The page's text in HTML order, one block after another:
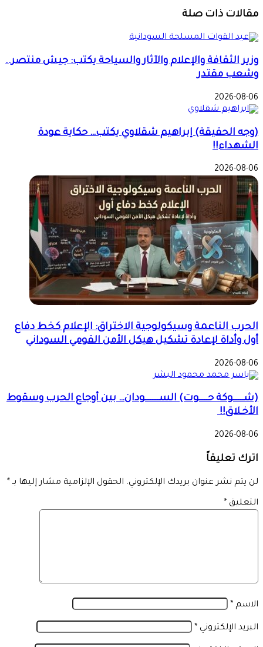
مقالات ذات صلة
وزير الثقافة والإعلام والآثار والسياحة يكتب: جيش منتصر..
وشعب مقتدر
2026-08-06
(وجه الحقيقة) إبراهيم شقلاوي يكتب… حكاية عودة
الشهداء!!
2026-08-06
الحرب الناعمة وسيكولوجية الاختراق: الإعلام كخط دفاع
أول وأداة لإعادة تشكيل هيكل الأمن القومي السوداني
2026-08-06
(شــــــوكة حـــــوت) الســــــــودان… بين أوجاع الحرب وسقوط
الأخـلاق!!
2026-08-06
اترك تعليقاً
لن يتم نشر عنوان بريدك الإلكتروني. الحقول الإلزامية مشار إليها بـ *
التعليق *
الاسم *
البريد الإلكتروني *